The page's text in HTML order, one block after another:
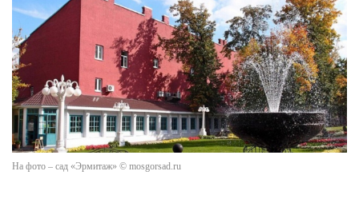
На фото – сад «Эрмитаж» © mosgorsad.ru